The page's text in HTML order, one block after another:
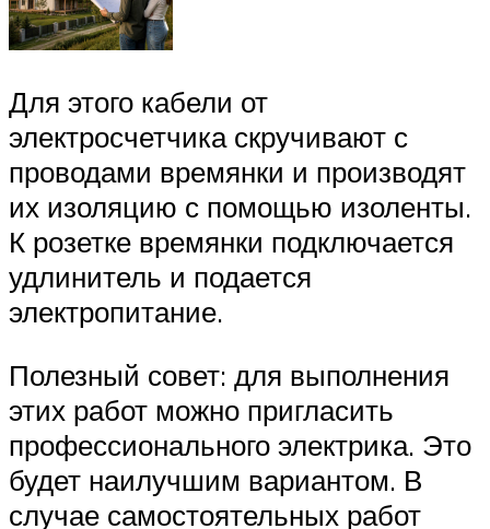
Для этого кабели от
электросчетчика скручивают с
проводами времянки и производят
их изоляцию с помощью изоленты.
К розетке времянки подключается
удлинитель и подается
электропитание.
Полезный совет: для выполнения
этих работ можно пригласить
профессионального электрика. Это
будет наилучшим вариантом. В
случае самостоятельных работ